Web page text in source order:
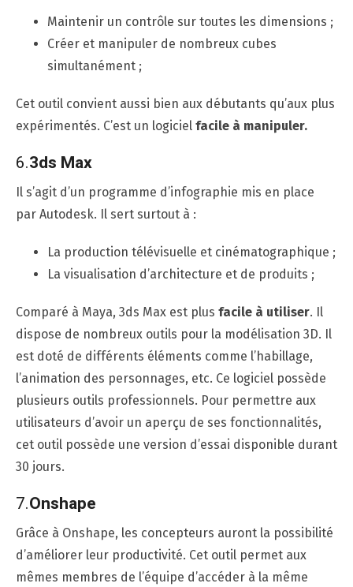
Maintenir un contrôle sur toutes les dimensions ;
Créer et manipuler de nombreux cubes
simultanément ;
Cet outil convient aussi bien aux débutants qu’aux plus
expérimentés. C’est un logiciel facile à manipuler.
6.3ds Max
Il s’agit d’un programme d’infographie mis en place
par Autodesk. Il sert surtout à :
La production télévisuelle et cinématographique ;
La visualisation d’architecture et de produits ;
Comparé à Maya, 3ds Max est plus facile à utiliser. Il
dispose de nombreux outils pour la modélisation 3D. Il
est doté de différents éléments comme l’habillage,
l’animation des personnages, etc. Ce logiciel possède
plusieurs outils professionnels. Pour permettre aux
utilisateurs d’avoir un aperçu de ses fonctionnalités,
cet outil possède une version d’essai disponible durant
30 jours.
7.Onshape
Grâce à Onshape, les concepteurs auront la possibilité
d’améliorer leur productivité. Cet outil permet aux
mêmes membres de l’équipe d’accéder à la même